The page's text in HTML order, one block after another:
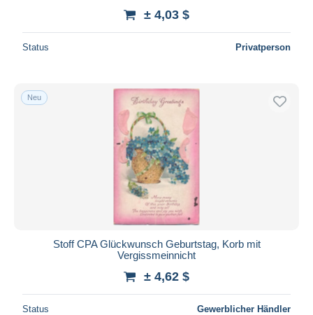
± 4,03 $
Status Privatperson
Neu
Stoff CPA Glückwunsch Geburtstag, Korb mit
Vergissmeinnicht
± 4,62 $
Status Gewerblicher Händler